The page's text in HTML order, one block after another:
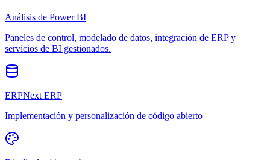
Análisis de Power BI
Paneles de control, modelado de datos, integración de ERP y
servicios de BI gestionados.
ERPNext ERP
Implementación y personalización de código abierto